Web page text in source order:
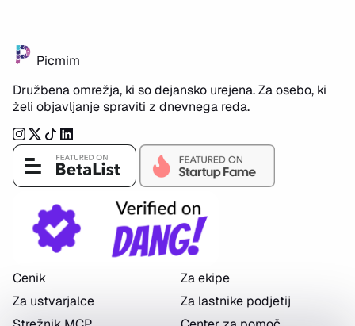
Picmim
Družbena omrežja, ki so dejansko urejena. Za osebo, ki
želi objavljanje spraviti z dnevnega reda.
Instagram
Twitter
TikTokLinkedIn
Cenik
Za ekipe
Za ustvarjalce
Za lastnike podjetij